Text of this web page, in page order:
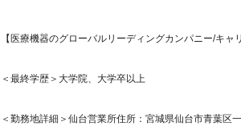
【医療機器のグローバルリーディングカンパニー/キ
＜最終学歴＞大学院、大学卒以上
＜勤務地詳細＞仙台営業所住所：宮城県仙台市青葉区